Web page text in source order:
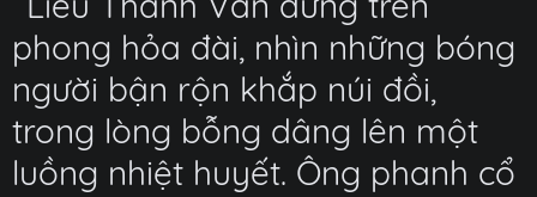
phong hỏa đài, nhìn những bóng
người bận rộn khắp núi đồi,
trong lòng bỗng dâng lên một
luồng nhiệt huyết. Ông phanh cổ